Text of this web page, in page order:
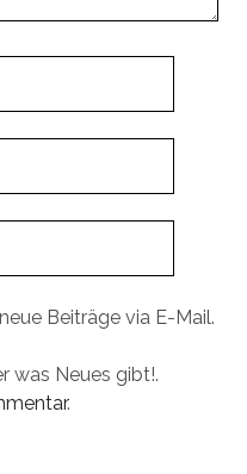
Beiträge via E-Mail.
was Neues gibt!.
.